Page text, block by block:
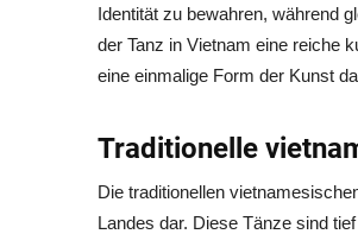
Identität zu bewahren, während
der Tanz in Vietnam eine reiche
eine einmalige Form der Kunst
Traditionelle
Die traditionellen
Landes dar. Diese Tänze sind